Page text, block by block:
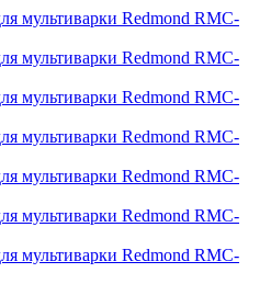
мультиварки Redmond RMC-
мультиварки Redmond RMC-
мультиварки Redmond RMC-
мультиварки Redmond RMC-
мультиварки Redmond RMC-
мультиварки Redmond RMC-
мультиварки Redmond RMC-